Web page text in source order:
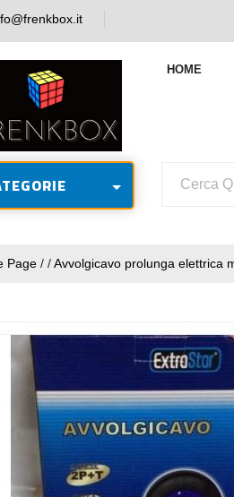
HOME
Page / /Avvolgicavo prolunga elettrica